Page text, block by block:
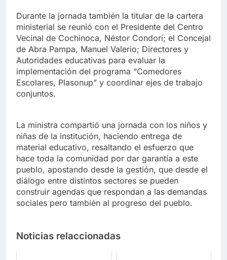
Durante la jornada también la titular de la cartera
ministerial se reunió con el Presidente del Centro
Vecinal de Cochinoca, Néstor Condorí; el Concejal
de Abra Pampa, Manuel Valerio; Directores y
Autoridades educativas para evaluar la
implementación del programa “Comedores
Escolares, Plasonup” y coordinar ejes de trabajo
conjuntos.
La ministra compartió una jornada con los niños y
niñas de la institución, haciendo entrega de
material educativo, resaltando el esfuerzo que
hace toda la comunidad por dar garantía a este
pueblo, apostando desde la gestión, que desde el
diálogo entre distintos sectores se pueden
construir agendas que respondan a las demandas
sociales pero también al progreso del pueblo.
Noticias relaccionadas